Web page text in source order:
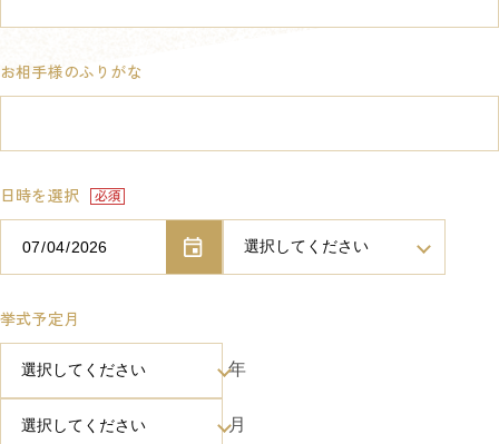
お相手様のふりがな
日時を選択
挙式予定月
年
月